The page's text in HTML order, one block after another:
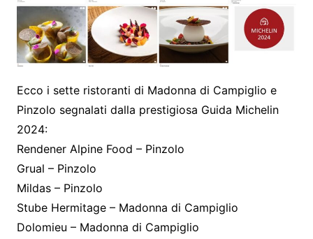
Ecco i sette ristoranti di Madonna di Campiglio e
Pinzolo segnalati dalla prestigiosa Guida Michelin
2024:
Rendener Alpine Food – Pinzolo
Grual – Pinzolo
Mildas – Pinzolo
Stube Hermitage – Madonna di Campiglio
Dolomieu – Madonna di Campiglio